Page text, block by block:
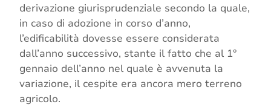
derivazione giurisprudenziale secondo la quale,
in caso di adozione in corso d’anno,
l’edificabilità dovesse essere considerata
dall’anno successivo, stante il fatto che al 1°
gennaio dell’anno nel quale è avvenuta la
variazione, il cespite era ancora mero terreno
agricolo.